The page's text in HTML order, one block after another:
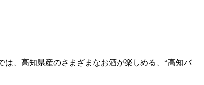
は、高知県産のさまざまなお酒が楽しめる、“高知バ